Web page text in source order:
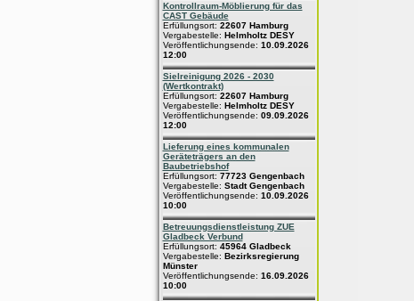
Kontrollraum-Möblierung für das
CAST Gebäude
Erfüllungsort: 22607 Hamburg
Vergabestelle: Helmholtz DESY
Veröffentlichungsende: 10.09.2026
12:00
Sielreinigung 2026 - 2030
(Wertkontrakt)
Erfüllungsort: 22607 Hamburg
Vergabestelle: Helmholtz DESY
Veröffentlichungsende: 09.09.2026
12:00
Lieferung eines kommunalen
Geräteträgers an den
Baubetriebshof
Erfüllungsort: 77723 Gengenbach
Vergabestelle: Stadt Gengenbach
Veröffentlichungsende: 10.09.2026
10:00
Betreuungsdienstleistung ZUE
Gladbeck Verbund
Erfüllungsort: 45964 Gladbeck
Vergabestelle: Bezirksregierung
Münster
Veröffentlichungsende: 16.09.2026
10:00